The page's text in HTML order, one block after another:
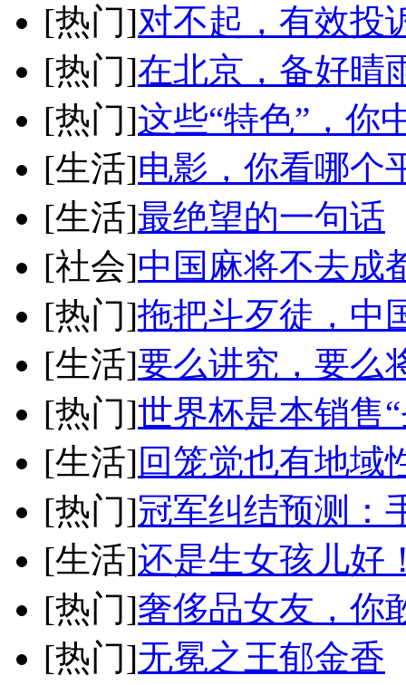
[热门]对不起，有效投
[热门]在北京，备好晴
[热门]这些“特色”，你
[生活]电影，你看哪个
[生活]最绝望的一句话
[社会]中国麻将不去成
[热门]拖把斗歹徒，中
[生活]要么讲究，要么
[热门]世界杯是本销售
[生活]回笼觉也有地域
[热门]冠军纠结预测：
[生活]还是生女孩儿好
[热门]奢侈品女友，你
[热门]无冕之王郁金香